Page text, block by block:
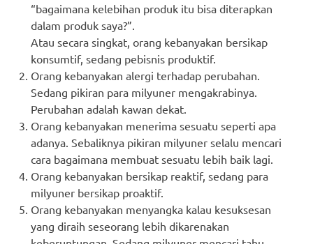
“bagaimana kelebihan produk itu bisa diterapkan
dalam produk saya?”.
Atau secara singkat, orang kebanyakan bersikap
konsumtif, sedang pebisnis produktif.
Orang kebanyakan alergi terhadap perubahan.
Sedang pikiran para milyuner mengakrabinya.
Perubahan adalah kawan dekat.
Orang kebanyakan menerima sesuatu seperti apa
adanya. Sebaliknya pikiran milyuner selalu mencari
cara bagaimana membuat sesuatu lebih baik lagi.
Orang kebanyakan bersikap reaktif, sedang para
milyuner bersikap proaktif.
Orang kebanyakan menyangka kalau kesuksesan
yang diraih seseorang lebih dikarenakan